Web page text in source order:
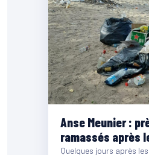
Anse Meunier :
ramassés après
Quelques jours après